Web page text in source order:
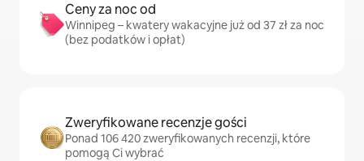
Ceny za noc od
Winnipeg – kwatery wakacyjne już od 37 zł za noc
(bez podatków i opłat)
Zweryfikowane recenzje gości
Ponad 106 420 zweryfikowanych recenzji, które
pomogą Ci wybrać